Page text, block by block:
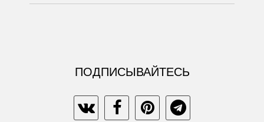
ПОДПИСЫВАЙТЕСЬ